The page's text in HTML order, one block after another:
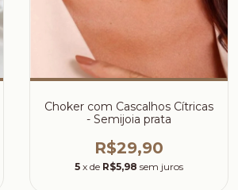
Choker com Cascalhos Cítricas
- Semijoia prata
R$29,90
5 x de R$5,98 sem juros